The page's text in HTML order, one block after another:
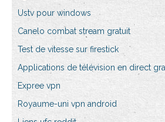
Ustv pour windows
Canelo combat stream gratuit
Test de vitesse sur firestick
Applications de télévision en direct
Expree vpn
Royaume-uni vpn android